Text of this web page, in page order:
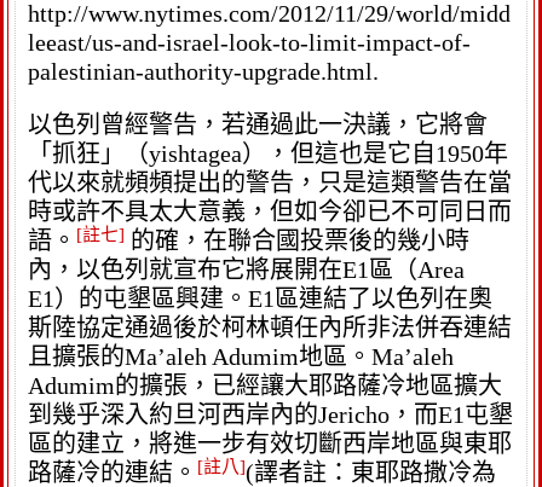
http://www.nytimes.com/2012/11/29/world/midd
leeast/us-and-israel-look-to-limit-impact-of-
palestinian-authority-upgrade.html.
以色列曾經警告，若通過此一決議，它將會
「抓狂」（yishtagea），但這也是它自1950年
代以來就頻頻提出的警告，只是這類警告在當
時或許不具太大意義，但如今卻已不可同日而
語。 [註七] 的確，在聯合國投票後的幾小時
內，以色列就宣布它將展開在E1區（Area
E1）的屯墾區興建。E1區連結了以色列在奧
斯陸協定通過後於柯林頓任內所非法併吞連結
且擴張的Ma’aleh Adumim地區。Ma’aleh
Adumim的擴張，已經讓大耶路薩冷地區擴大
到幾乎深入約旦河西岸內的Jericho，而E1屯墾
區的建立，將進一步有效切斷西岸地區與東耶
路薩冷的連結。 [註八](譯者註：東耶路撒冷為